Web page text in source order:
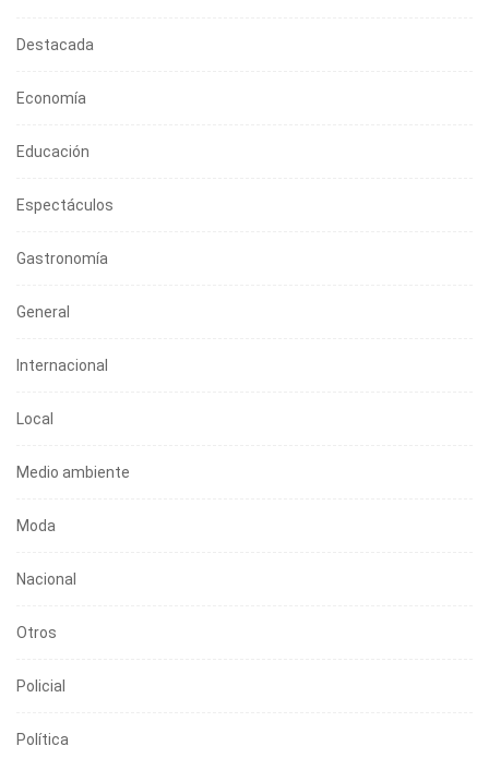
Destacada
Economía
Educación
Espectáculos
Gastronomía
General
Internacional
Local
Medio ambiente
Moda
Nacional
Otros
Policial
Política